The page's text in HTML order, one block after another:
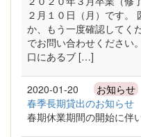
２月１０日（月）です。
か、もう一度確認してく
でお問い合わせください
口にあるブ […]
2020-01-20 お知らせ
春季長期貸出のお知らせ
春期休業期間の開始に伴